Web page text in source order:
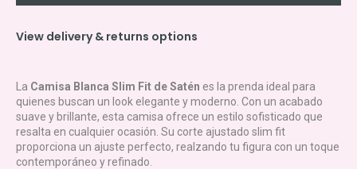
View delivery & returns options
La Camisa Blanca Slim Fit de Satén es la prenda ideal para
quienes buscan un look elegante y moderno. Con un acabado
suave y brillante, esta camisa ofrece un estilo sofisticado que
resalta en cualquier ocasión. Su corte ajustado slim fit
proporciona un ajuste perfecto, realzando tu figura con un toque
contemporáneo y refinado.